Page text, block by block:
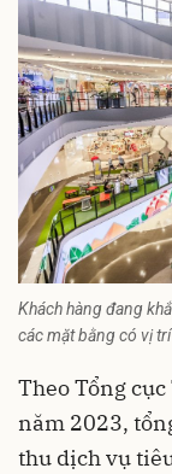
Khách hàng đang
các mặt bằng có vị
Theo Tổng
năm 2023,
thu dịch vụ